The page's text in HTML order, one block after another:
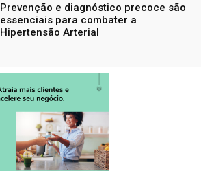
Prevenção e diagnóstico precoce são
essenciais para combater a
Hipertensão Arterial